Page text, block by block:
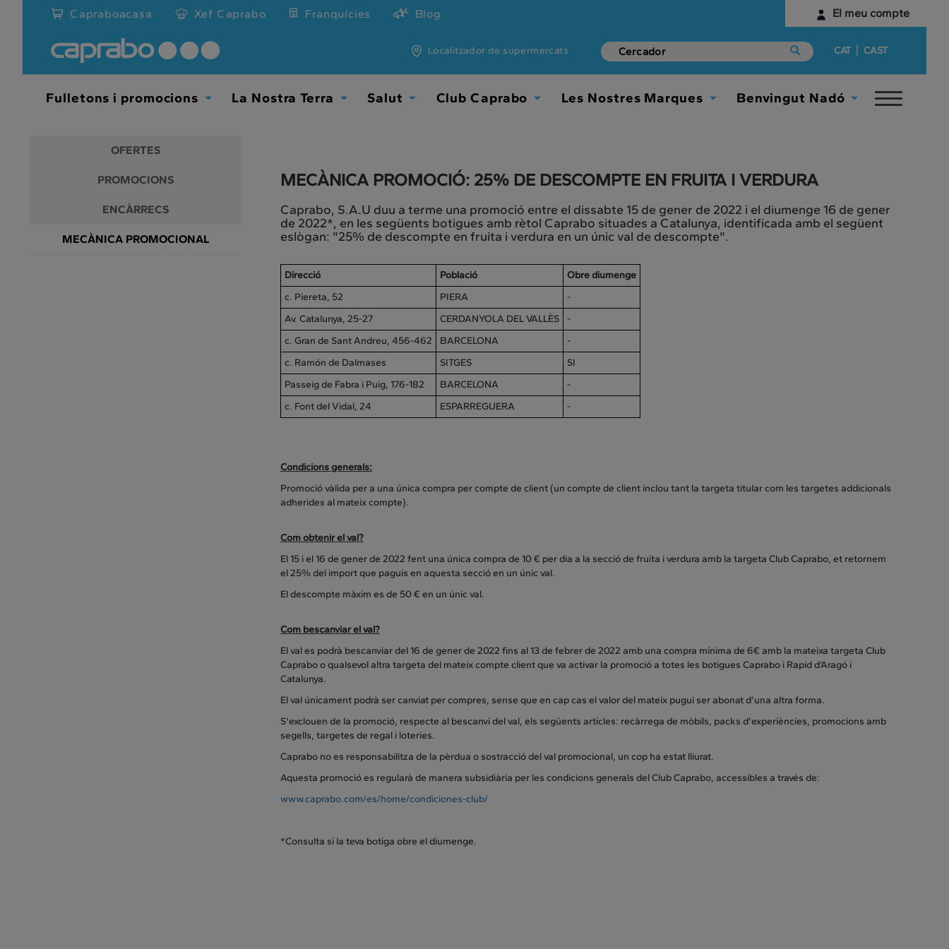
Promocions
descomptes
supermercats
El meu compte
Identifica't
Comença aquí
Capraboacasa Xef Caprabo Franquícies Blog
Localitzador de supermercats CAT | CAST
Fulletons i promocions La Nostra Terra Salut Club Caprabo Les Nostres Marques Benvingut Nadó
Toggle
OFERTES
PROMOCIONS
ENCÀRRECS
MECÀNICA PROMOCIONAL
MECÀNICA PROMOCIÓ: 25% DE DESCOMPTE EN FRUITA I VERDURA
Caprabo, S.A.U duu a terme una promoció entre el dissabte 15 de gener de 2022 i el diumenge 16 de gener
de 2022*, en les següents botigues amb rètol Caprabo situades a Catalunya, identificada amb el següent
eslògan: "25% de descompte en fruita i verdura en un únic val de descompte".
Direcció Població
Obre diumenge
c. Piereta, 52
PIERA
-
Av. Catalunya, 25-27
CERDANYOLA DEL VALLÈS
-
c. Gran de Sant Andreu, 456-462
BARCELONA
-
c. Ramón de Dalmases
SITGES
SI
Passeig de Fabra i Puig, 176-182
BARCELONA
-
c. Font del Vidal, 24
ESPARREGUERA -
Condicions generals:
Promoció vàlida per a una única compra per compte de client (un compte de client inclou tant la targeta titular com les targetes addicionals
adherides al mateix compte).
Com obtenir el val?
El 15 i el 16 de gener de 2022 fent una única compra de 10 € per dia a la secció de fruita i verdura amb la targeta Club Caprabo, et retornem
el 25% del import que paguis en aquesta secció en un únic val.
El descompte màxim es de 50 € en un únic val.
Com bescanviar el val?
El val es podrà bescanviar del 16 de gener de 2022 fins al 13 de febrer de 2022 amb una compra mínima de 6€ amb la mateixa targeta Club
Caprabo o qualsevol altra targeta del mateix compte client que va activar la promoció a totes les botigues Caprabo i Rapid d’Aragó i
Catalunya.
El val únicament podrà ser canviat per compres, sense que en cap cas el valor del mateix pugui ser abonat d’una altra forma.
S'exclouen de la promoció, respecte al bescanvi del val, els següents articles: recàrrega de mòbils, packs d'experiències, promocions amb
segells, targetes de regal i loteries.
Caprabo no es responsabilitza de la pèrdua o sostracció del val promocional, un cop ha estat lliurat.
Aquesta promoció es regularà de manera subsidiària per les condicions generals del Club Caprabo, accessibles a través de:
www.caprabo.com/es/home/condiciones-club/
*Consulta si la teva botiga obre el diumenge.